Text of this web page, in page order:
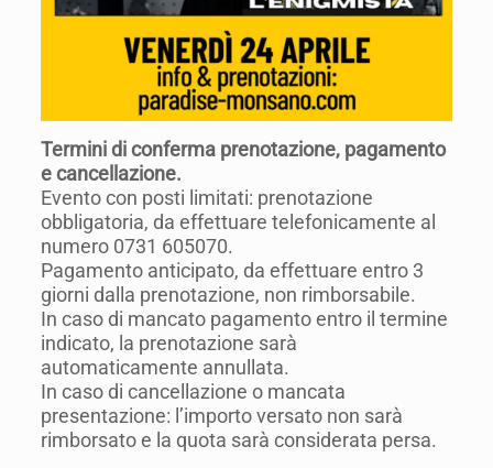
Termini di conferma prenotazione, pagamento
e cancellazione.
Evento con posti limitati: prenotazione
obbligatoria, da effettuare telefonicamente al
numero 0731 605070.
Pagamento anticipato, da effettuare entro 3
giorni dalla prenotazione, non rimborsabile.
In caso di mancato pagamento entro il termine
indicato, la prenotazione sarà
automaticamente annullata.
In caso di cancellazione o mancata
presentazione: l’importo versato non sarà
rimborsato e la quota sarà considerata persa.